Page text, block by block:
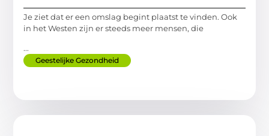
Je ziet dat er een omslag begint plaatst te vinden. Ook
in het Westen zijn er steeds meer mensen, die
...
Geestelijke Gezondheid